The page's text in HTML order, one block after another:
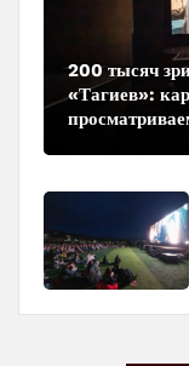
200 тысяч
«Тагиев»: